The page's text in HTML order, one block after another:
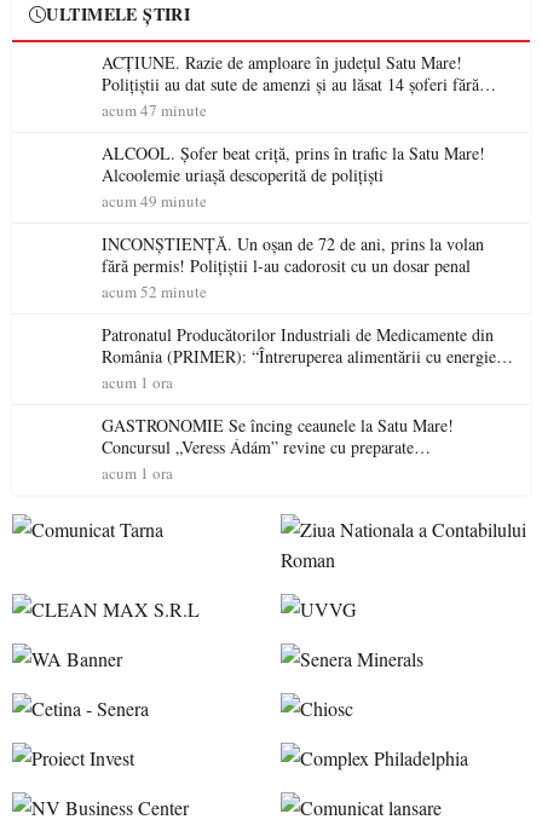
ULTIMELE ȘTIRI
ACȚIUNE. Razie de amploare în județul Satu Mare!
Polițiștii au dat sute de amenzi și au lăsat 14 șoferi fără
permis într-o singură zi
acum 47 minute
ALCOOL. Șofer beat criță, prins în trafic la Satu Mare!
Alcoolemie uriașă descoperită de polițiști
acum 49 minute
INCONȘTIENȚĂ. Un oșan de 72 de ani, prins la volan
fără permis! Polițiștii l-au cadorosit cu un dosar penal
acum 52 minute
Patronatul Producătorilor Industriali de Medicamente din
România (PRIMER): “Întreruperea alimentării cu energie
electrică a fabricilor de medicamente va pune în pericol
acum 1 ora
GASTRONOMIE Se încing ceaunele la Satu Mare!
Concursul „Veress Ádám” revine cu preparate
spectaculoase, premii și un jurat de renume
acum 1 ora